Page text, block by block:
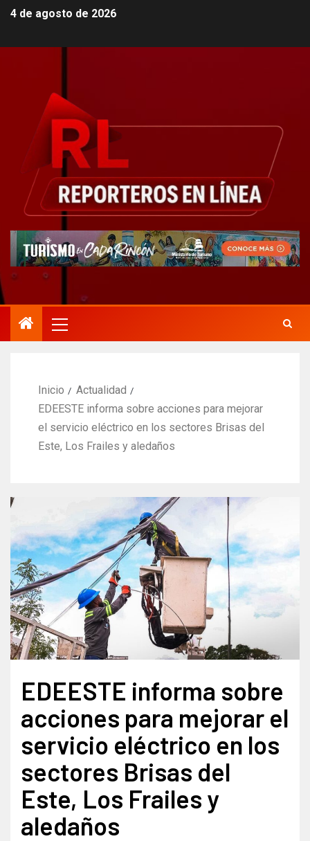
4 de agosto de 2026
Inicio
Actualidad
EDEESTE informa sobre acciones para mejorar
el servicio eléctrico en los sectores Brisas del
Este, Los Frailes y aledaños
EDEESTE informa sobre
acciones para mejorar el
servicio eléctrico en los
sectores Brisas del
Este, Los Frailes y
aledaños